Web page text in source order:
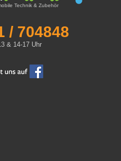
Technik & Zubehör
/ 704848
& 14-17 Uhr